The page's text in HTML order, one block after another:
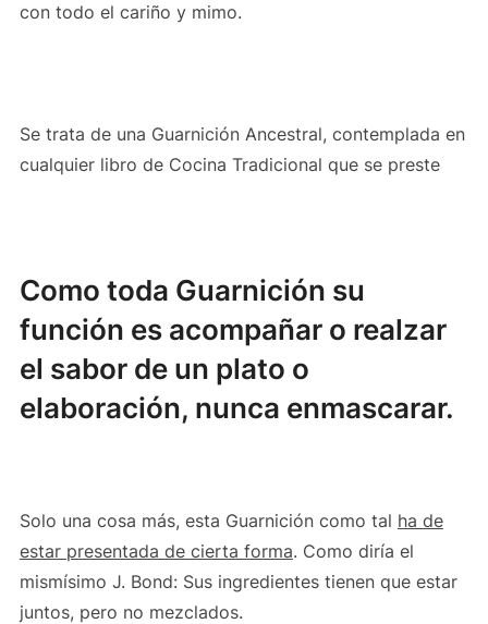
con todo el cariño y mimo.
Se trata de una Guarnición Ancestral, contemplada en
cualquier libro de Cocina Tradicional que se preste
Como toda Guarnición su
función es acompañar o realzar
el sabor de un plato o
elaboración, nunca enmascarar.
Solo una cosa más, esta Guarnición como tal ha de
estar presentada de cierta forma. Como diría el
mismísimo J. Bond: Sus ingredientes tienen que estar
juntos, pero no mezclados.